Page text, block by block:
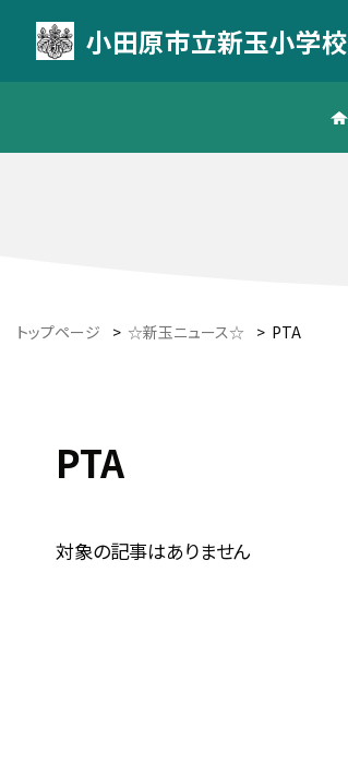
小田原市立新玉小学校
トップページ > ☆新玉ニュース☆ > PTA
PTA
対象の記事はありません